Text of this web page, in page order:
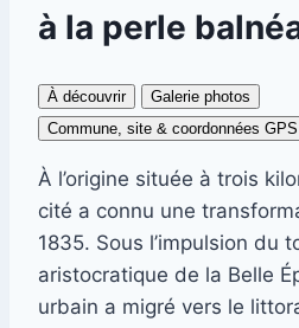
à la perle
À découvrir
Galerie photos
Commune, site & coordonnées GPS
À l’origine située à trois
cité a connu une
1835. Sous l’impulsion du
aristocratique de la Belle
urbain a migré vers le